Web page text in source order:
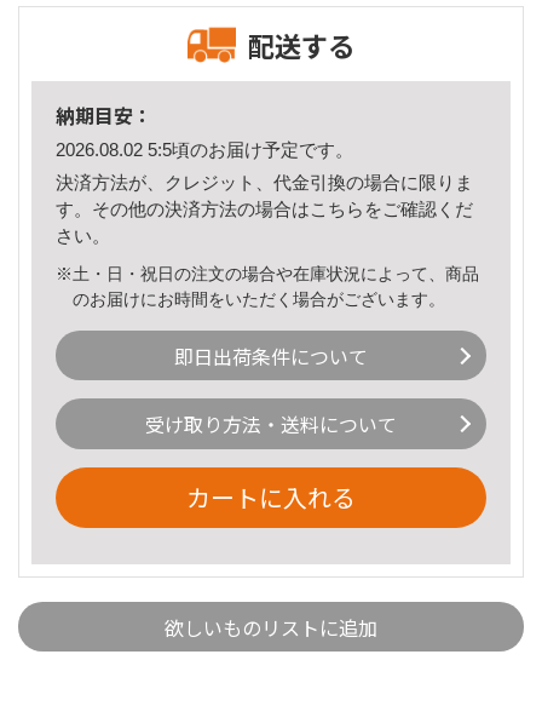
配送する
納期目安：
2026.08.02 5:5頃のお届け予定です。
決済方法が、クレジット、代金引換の場合に限りま
す。その他の決済方法の場合はこちら をご確認くだ
さい。
※土・日・祝日の注文の場合や在庫状況によって、商品
のお届けにお時間をいただく場合がございます。
即日出荷条件について
受け取り方法・送料について
カートに入れる
欲しいものリストに追加